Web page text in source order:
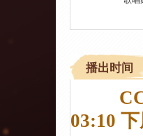
播出时间
03:10